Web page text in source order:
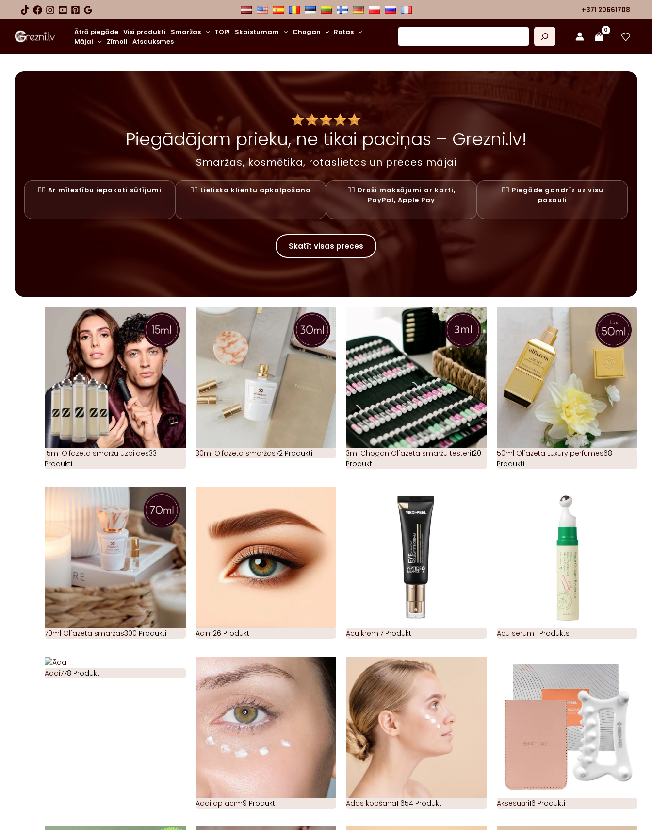
+371 20661708
Ātrā piegāde Visi produkti Smaržas TOP! Skaistumam Chogan
Rotas
Mājai
Zīmoli Atsauksmes
Meklēt
Piegādājam prieku, ne tikai paciņas – Grezni.lv!
Smaržas, kosmētika, rotaslietas un preces mājai
✓⃝ Ar mīlestību iepakoti sūtījumi ✓⃝ Lieliska klientu apkalpošana
✓⃝ Droši maksājumi ar karti,
PayPal, Apple Pay
✓⃝ Piegāde gandrīz uz visu
pasauli
Skatīt visas preces
15ml Olfazeta smaržu uzpildes33
Produkti
30ml Olfazeta smaržas72 Produkti 3ml Chogan Olfazeta smaržu testeri120
Produkti
50ml Olfazeta Luxury perfumes68
Produkti
70ml Olfazeta smaržas300 Produkti Acīm26 Produkti Acu krēmi7 Produkti Acu serumi1 Produkts
Ādai778 Produkti
Ādai ap acīm9 Produkti Ādas kopšana1 654 Produkti Aksesuāri16 Produkti